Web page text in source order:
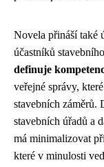
Novela přináší také
účastníků
definuje
veřejné správy,
stavebních záměrů.
stavebních úřadů a
má minimalizovat
které v minulosti